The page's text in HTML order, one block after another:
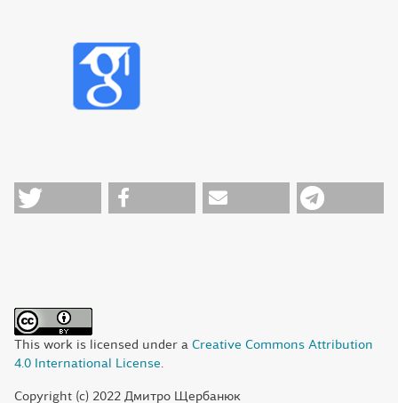
This work is licensed under a Creative Commons Attribution
4.0 International License
Copyright (c) 2022 Дмитро Щербанюк